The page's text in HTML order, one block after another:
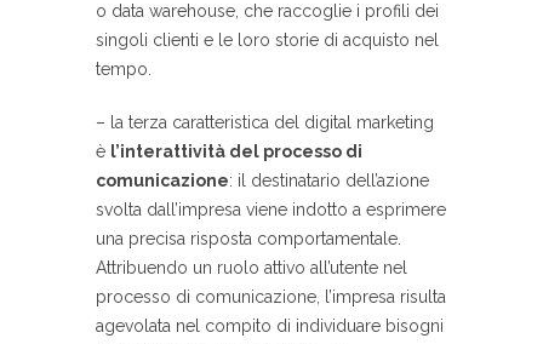
o data warehouse, che raccoglie i profili dei
singoli clienti e le loro storie di acquisto nel
tempo.
– la terza caratteristica del digital marketing
è l’interattività del processo di
comunicazione: il destinatario dell’azione
svolta dall’impresa viene indotto a esprimere
una precisa risposta comportamentale.
Attribuendo un ruolo attivo all’utente nel
processo di comunicazione, l’impresa risulta
agevolata nel compito di individuare bisogni